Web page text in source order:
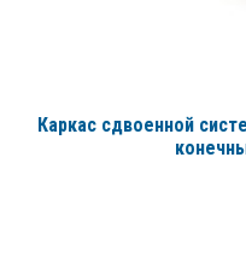
Каркас сдвоенной